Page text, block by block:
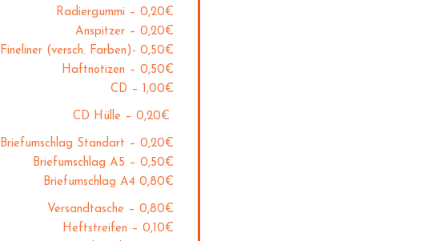
Radiergummi – 0,20€
Anspitzer – 0,20€
Fineliner (versch. Farben)- 0,50€
Haftnotizen – 0,50€
CD – 1,00€
CD Hülle – 0,20€
Briefumschlag Standart – 0,20€
Briefumschlag A5 – 0,50€
Briefumschlag A4 0,80€
Versandtasche – 0,80€
Heftstreifen – 0,10€